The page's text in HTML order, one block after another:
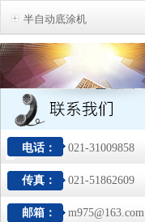
半自动底涂机
电话： 021-31009858
传真： 021-51862609
邮箱： m975@163.com